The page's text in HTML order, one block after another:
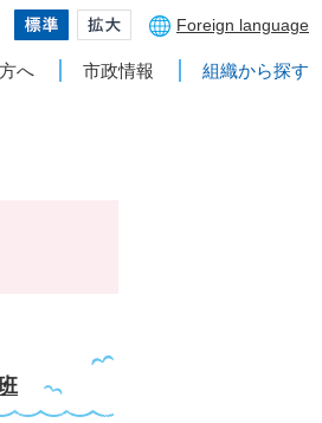
Foreign language
へ 市政情報 組織から探す